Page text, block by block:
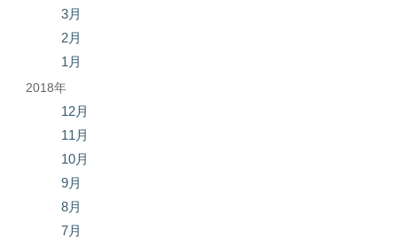
3月
2月
1月
2018年
12月
11月
10月
9月
8月
7月